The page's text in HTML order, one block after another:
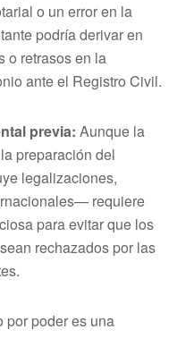
o un error en la
podría derivar en
o retrasos en la
ante el Registro Civil.
previa: Aunque la
preparación del
legalizaciones,
requiere
para evitar que los
rechazados por las
por poder es una